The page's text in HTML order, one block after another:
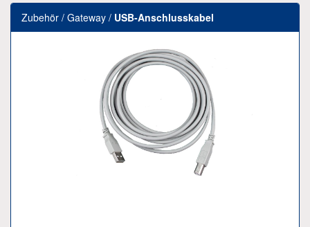
Zubehör / Gateway / USB-Anschlusskabel